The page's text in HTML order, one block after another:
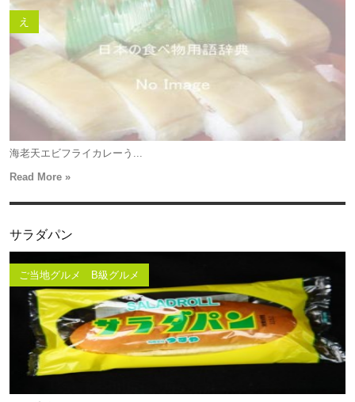
え
海老天エビフライカレーう...
Read More »
サラダパン
ご当地グルメ B級グルメ